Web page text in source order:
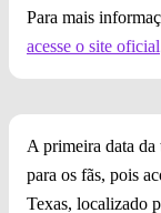
Para mais
acesse o site oficial
A primeira data da
para os fãs, pois
Texas, localizado